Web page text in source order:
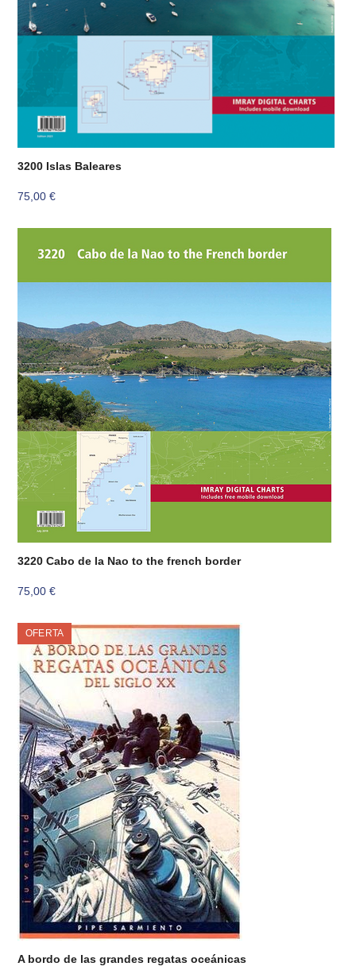
3200 Islas Baleares
75,00€
3220 Cabo de la Nao to the french border
75,00€
OFERTA
A bordo de las grandes regatas oceánicas